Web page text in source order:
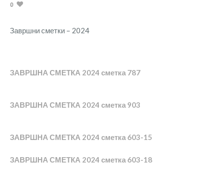
0
Завршни сметки – 2024
ЗАВРШНА СМЕТКА 2024 сметка 787
ЗАВРШНА СМЕТКА 2024 сметка 903
ЗАВРШНА СМЕТКА 2024 сметка 603-15
ЗАВРШНА СМЕТКА 2024 сметка 603-18